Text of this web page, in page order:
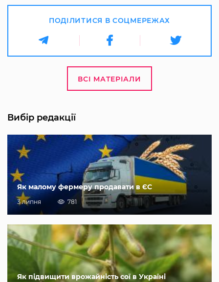
ПОДІЛИТИСЯ В СОЦМЕРЕЖАХ
ВСІ МАТЕРІАЛИ
Вибір редакції
Як малому фермеру продавати в ЄС
3 липня 781
Як підвищити врожайність сої в Україні